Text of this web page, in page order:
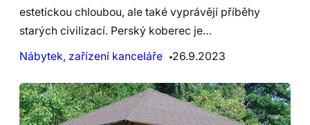
estetickou chloubou, ale také vyprávějí příběhy
starých civilizací. Perský koberec je…
Nábytek, zařízení kanceláře
26.9.2023